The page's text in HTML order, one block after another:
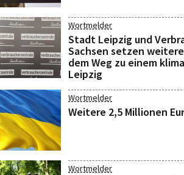
Wortmelder
Stadt Leipzig und
Sachsen setzen
dem Weg zu einem
Leipzig
Wortmelder
Weitere 2,5 Millionen
Wortmelder